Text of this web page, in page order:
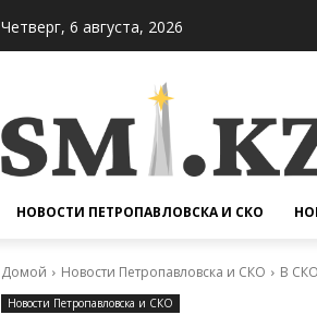
Четверг, 6 августа, 2026
НОВОСТИ ПЕТРОПАВЛОВСКА И СКО
Домой Новости Петропавловска и СКО В
Новости Петропавловска и СКО